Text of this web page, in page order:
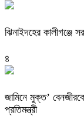
ঝিনাইদহের কালীগঞ্জে
৪
জামিনে মুক্ত’
প্রতিমন্ত্রী